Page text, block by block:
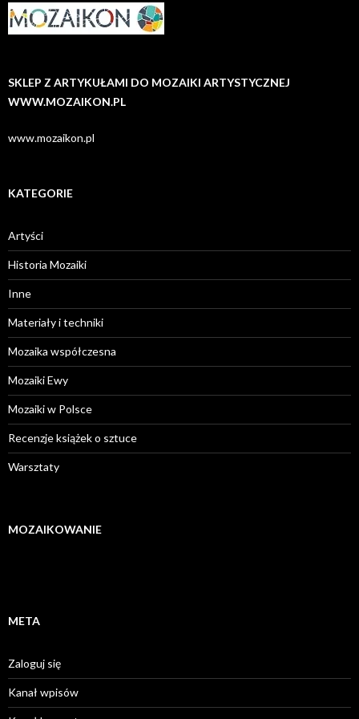
SKLEP Z ARTYKUŁAMI DO MOZAIKI ARTYSTYCZNEJ
WWW.MOZAIKON.PL
www.mozaikon.pl
KATEGORIE
Artyści
Historia Mozaiki
Inne
Materiały i techniki
Mozaika współczesna
Mozaiki Ewy
Mozaiki w Polsce
Recenzje książek o sztuce
Warsztaty
MOZAIKOWANIE
META
Zaloguj się
Kanał wpisów